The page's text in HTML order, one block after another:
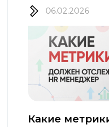
06.02.2026
Какие